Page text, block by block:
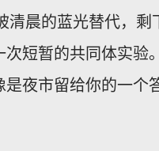
清晨的蓝光替代，
短暂的共同体实验
夜市留给你的一个